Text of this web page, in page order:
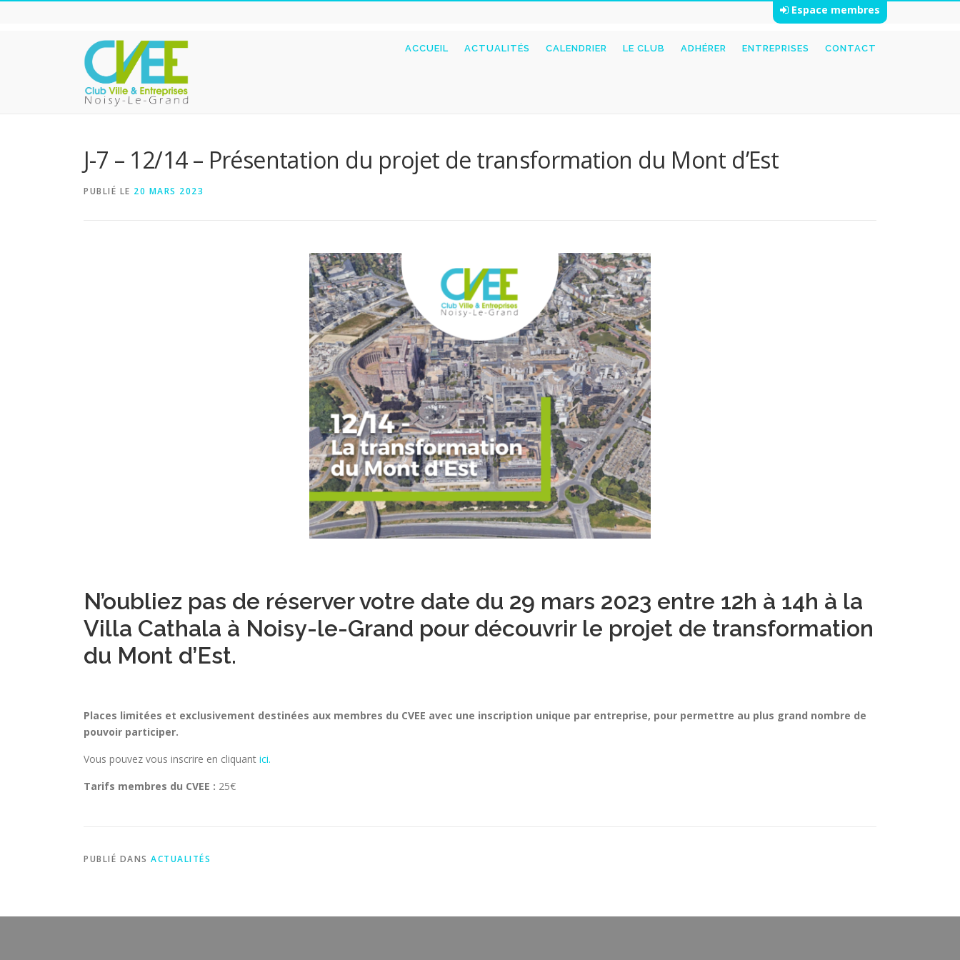
Espace membres
ACCUEIL ACTUALITÉS CALENDRIER LE CLUB ADHÉRER ENTREPRISES CONTACT
J-7 – 12/14 – Présentation du projet de transformation du Mont d’Est
PUBLIÉ LE 20 MARS 2023
N’oubliez pas de réserver votre date du 29 mars 2023 entre 12h à 14h à la
Villa Cathala à Noisy-le-Grand pour découvrir le projet de transformation
du Mont d’Est.
Places limitées et exclusivement destinées aux membres du CVEE avec une inscription unique par entreprise, pour permettre au plus grand nombre de
pouvoir participer.
Vous pouvez vous inscrire en cliquant ici.
Tarifs membres du CVEE : 25€
PUBLIÉ DANS ACTUALITÉS